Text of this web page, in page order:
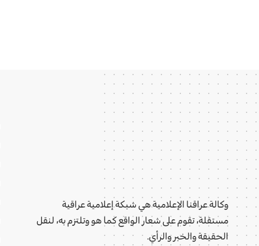
وكالة عراقنا الإعلامية هي شبكة إعلامية عراقية
مستقلة، تقوم على شعار الواقع كما هو وتلتزم به، لنقل
الحقيقة والخبر والرأي.